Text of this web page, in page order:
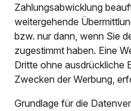
Zahlungsabwicklung
weitergehende
bzw. nur dann, wenn Sie
zugestimmt haben. Eine
Dritte ohne ausdrückliche
Zwecken der Werbung,
Grundlage für die